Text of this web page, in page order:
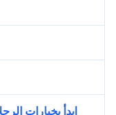
م
ابدأ بخيارات